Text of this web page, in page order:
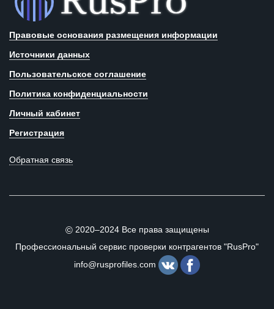
Правовые основания размещения информации
Источники данных
Пользовательское соглашение
Политика конфиденциальности
Личный кабинет
Регистрация
Обратная связь
©2020–2024 Все права защищены
Профессиональный сервис проверки контрагентов "RusPro"
info@rusprofiles.com